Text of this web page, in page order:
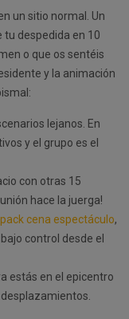
un sitio normal. Un
despedida en 10
o que os sentéis
y la animación
lejanos. En
y el grupo es el
con otras 15
hace la juerga!
pack cena espectáculo,
control desde el
estás en el epicentro